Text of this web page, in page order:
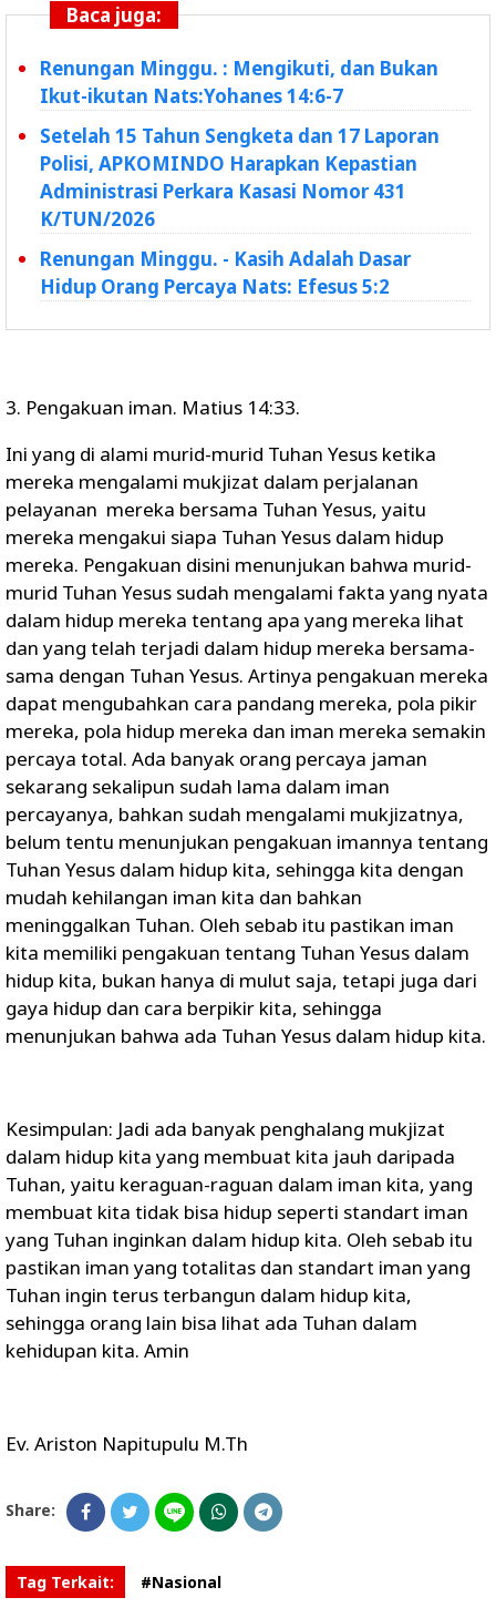
Baca juga:
Renungan Minggu. : Mengikuti, dan Bukan
Ikut-ikutan Nats:Yohanes 14:6-7
Setelah 15 Tahun Sengketa dan 17 Laporan
Polisi, APKOMINDO Harapkan Kepastian
Administrasi Perkara Kasasi Nomor 431
K/TUN/2026
Renungan Minggu. - Kasih Adalah Dasar
Hidup Orang Percaya Nats: Efesus 5:2
3. Pengakuan iman. Matius 14:33.
Ini yang di alami murid-murid Tuhan Yesus ketika
mereka mengalami mukjizat dalam perjalanan
pelayanan mereka bersama Tuhan Yesus, yaitu
mereka mengakui siapa Tuhan Yesus dalam hidup
mereka. Pengakuan disini menunjukan bahwa murid-
murid Tuhan Yesus sudah mengalami fakta yang nyata
dalam hidup mereka tentang apa yang mereka lihat
dan yang telah terjadi dalam hidup mereka bersama-
sama dengan Tuhan Yesus. Artinya pengakuan mereka
dapat mengubahkan cara pandang mereka, pola pikir
mereka, pola hidup mereka dan iman mereka semakin
percaya total. Ada banyak orang percaya jaman
sekarang sekalipun sudah lama dalam iman
percayanya, bahkan sudah mengalami mukjizatnya,
belum tentu menunjukan pengakuan imannya tentang
Tuhan Yesus dalam hidup kita, sehingga kita dengan
mudah kehilangan iman kita dan bahkan
meninggalkan Tuhan. Oleh sebab itu pastikan iman
kita memiliki pengakuan tentang Tuhan Yesus dalam
hidup kita, bukan hanya di mulut saja, tetapi juga dari
gaya hidup dan cara berpikir kita, sehingga
menunjukan bahwa ada Tuhan Yesus dalam hidup kita.
Kesimpulan: Jadi ada banyak penghalang mukjizat
dalam hidup kita yang membuat kita jauh daripada
Tuhan, yaitu keraguan-raguan dalam iman kita, yang
membuat kita tidak bisa hidup seperti standart iman
yang Tuhan inginkan dalam hidup kita. Oleh sebab itu
pastikan iman yang totalitas dan standart iman yang
Tuhan ingin terus terbangun dalam hidup kita,
sehingga orang lain bisa lihat ada Tuhan dalam
kehidupan kita. Amin
Ev. Ariston Napitupulu M.Th
Share:
Tag Terkait: #Nasional